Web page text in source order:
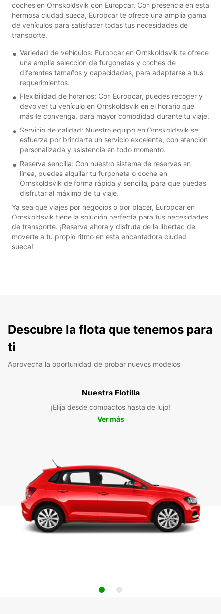
coches en Ornskoldsvik con Europcar. Con presencia en esta
hermosa ciudad sueca, Europcar te ofrece una amplia gama
de vehículos para satisfacer todas tus necesidades de
transporte.
Variedad de vehículos: Europcar en Ornskoldsvik te ofrece
una amplia selección de furgonetas y coches de
diferentes tamaños y capacidades, para adaptarse a tus
requerimientos.
Flexibilidad de horarios: Con Europcar, puedes recoger y
devolver tu vehículo en Ornskoldsvik en el horario que
más te convenga, para mayor comodidad durante tu viaje.
Servicio de calidad: Nuestro equipo en Ornskoldsvik se
esfuerza por brindarte un servicio excelente, con atención
personalizada y asistencia en todo momento.
Reserva sencilla: Con nuestro sistema de reservas en
línea, puedes alquilar tu furgoneta o coche en
Ornskoldsvik de forma rápida y sencilla, para que puedas
disfrutar al máximo de tu viaje.
Ya sea que viajes por negocios o por placer, Europcar en
Ornskoldsvik tiene la solución perfecta para tus necesidades
de transporte. ¡Reserva ahora y disfruta de la libertad de
moverte a tu propio ritmo en esta encantadora ciudad
sueca!
Descubre la flota que tenemos para
ti
Aprovecha la oportunidad de probar nuevos modelos
Nuestra Flotilla
¡Elija desde compactos hasta de lujo!
Ver más